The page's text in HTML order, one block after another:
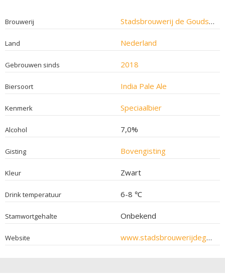
Brouwerij Stadsbrouwerij de Goudsche Leeuw
Land Nederland
Gebrouwen sinds 2018
Biersoort India Pale Ale
Kenmerk Speciaalbier
Alcohol 7,0%
Gisting Bovengisting
Kleur Zwart
Drink temperatuur 6-8 ℃
Stamwortgehalte Onbekend
Website www.stadsbrouwerijdegoudscheleeuw.nl